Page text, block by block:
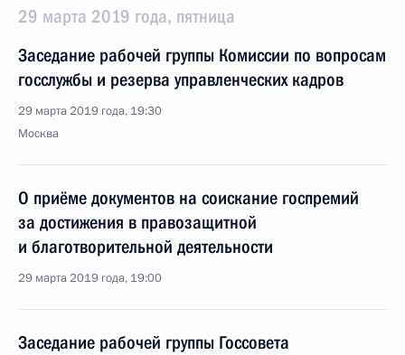
29 марта 2019 года, пятница
Заседание рабочей группы Комиссии по вопросам
госслужбы и резерва управленческих кадров
29 марта 2019 года, 19:30
Москва
О приёме документов на соискание госпремий
за достижения в правозащитной
и благотворительной деятельности
29 марта 2019 года, 19:00
Заседание рабочей группы Госсовета